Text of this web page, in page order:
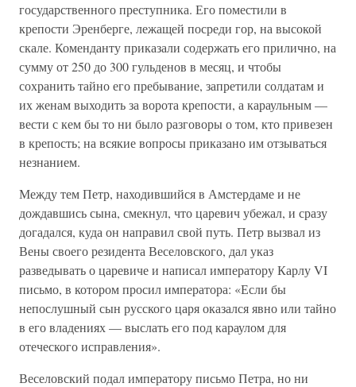
государственного преступника. Его поместили в
крепости Эренберге, лежащей посреди гор, на высокой
скале. Коменданту приказали содержать его прилично, на
сумму от 250 до 300 гульденов в месяц, и чтобы
сохранить тайно его пребывание, запретили солдатам и
их женам выходить за ворота крепости, а караульным —
вести с кем бы то ни было разговоры о том, кто привезен
в крепость; на всякие вопросы приказано им отзываться
незнанием.
Между тем Петр, находившийся в Амстердаме и не
дождавшись сына, смекнул, что царевич убежал, и сразу
догадался, куда он направил свой путь. Петр вызвал из
Вены своего резидента Веселовского, дал указ
разведывать о царевиче и написал императору Карлу VI
письмо, в котором просил императора: «Если бы
непослушный сын русского царя оказался явно или тайно
в его владениях — выслать его под караулом для
отеческого исправления».
Веселовский подал императору письмо Петра, но ни